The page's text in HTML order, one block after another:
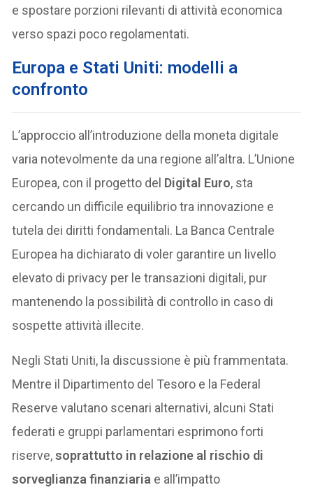
e spostare porzioni rilevanti di attività economica
verso spazi poco regolamentati.
Europa e Stati Uniti: modelli a
confronto
L’approccio all’introduzione della moneta digitale
varia notevolmente da una regione all’altra. L’Unione
Europea, con il progetto del Digital Euro, sta
cercando un difficile equilibrio tra innovazione e
tutela dei diritti fondamentali. La Banca Centrale
Europea ha dichiarato di voler garantire un livello
elevato di privacy per le transazioni digitali, pur
mantenendo la possibilità di controllo in caso di
sospette attività illecite.
Negli Stati Uniti, la discussione è più frammentata.
Mentre il Dipartimento del Tesoro e la Federal
Reserve valutano scenari alternativi, alcuni Stati
federati e gruppi parlamentari esprimono forti
riserve,soprattutto in relazione al rischio di
sorveglianza finanziaria e all’impatto